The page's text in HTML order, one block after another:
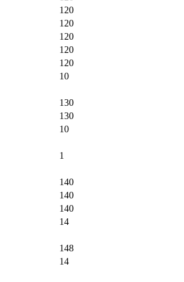
120
120
120
120
120
10
130
130
10
1
140
140
140
14
148
14